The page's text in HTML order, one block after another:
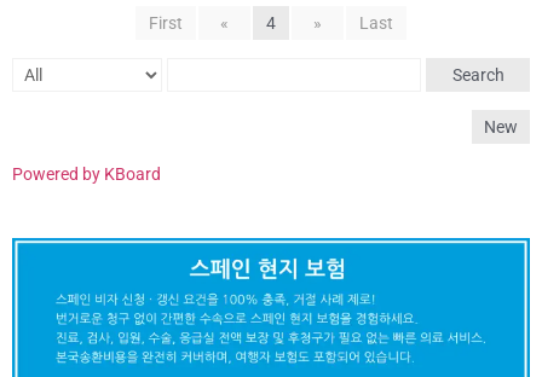
First « 4 » Last
Search
New
Powered by KBoard